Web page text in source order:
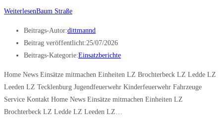
WeiterlesenBaum Straße
Beitrags-Autor:dittmannd
Beitrag veröffentlicht:25/07/2026
Beitrags-Kategorie:Einsatzberichte
Home News Einsätze mitmachen Einheiten LZ Brochterbeck LZ Ledde LZ
Leeden LZ Tecklenburg Jugendfeuerwehr Kinderfeuerwehr Fahrzeuge
Service Kontakt Home News Einsätze mitmachen Einheiten LZ
Brochterbeck LZ Ledde LZ Leeden LZ…